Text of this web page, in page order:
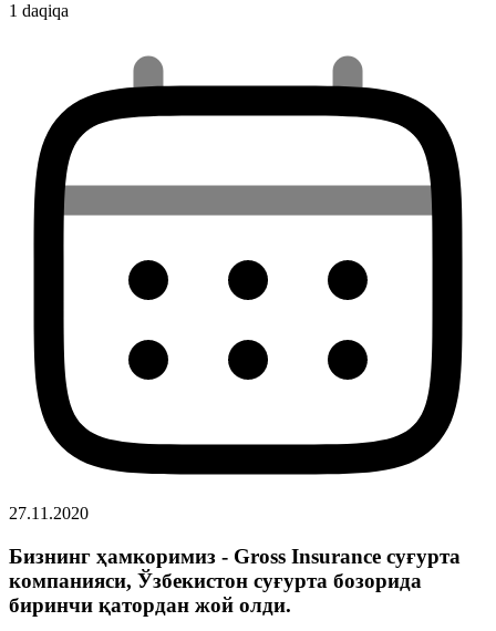
1 daqiqa
27.11.2020
Бизнинг ҳамкоримиз - Gross Insurance суғурта
компанияси, Ўзбекистон суғурта бозорида
биринчи қатордан жой олди.